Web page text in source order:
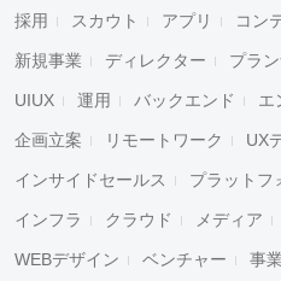
採用 スカウト アプリ コン
新規事業 ディレクター プラ
UIUX 運用 バックエンド エ
企画立案 リモートワーク UX
インサイドセールス プラットフ
インフラ クラウド メディア
WEBデザイン ベンチャー 事